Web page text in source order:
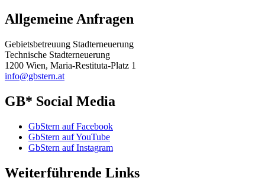
Allgemeine Anfragen
Gebietsbetreuung Stadterneuerung
Technische Stadterneuerung
1200 Wien, Maria-Restituta-Platz 1
info@gbstern.at
GB* Social Media
GbStern auf Facebook
GbStern auf YouTube
GbStern auf Instagram
Weiterführende Links